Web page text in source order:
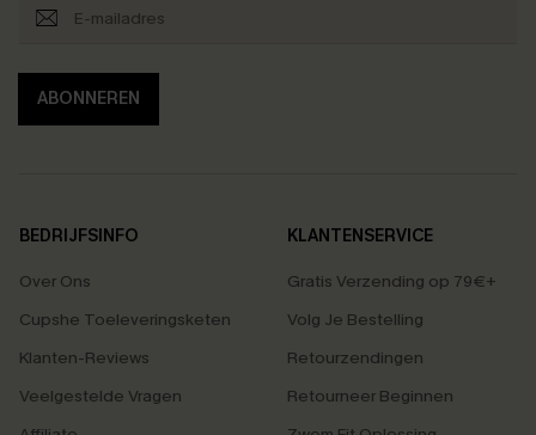
ABONNEREN
BEDRIJFSINFO
Over Ons
Cupshe Toeleveringsketen
Klanten-Reviews
Veelgestelde Vragen
KLANTENSERVICE
Gratis Verzending op 79€+
Volg Je Bestelling
Retourzendingen
Retourneer Beginnen